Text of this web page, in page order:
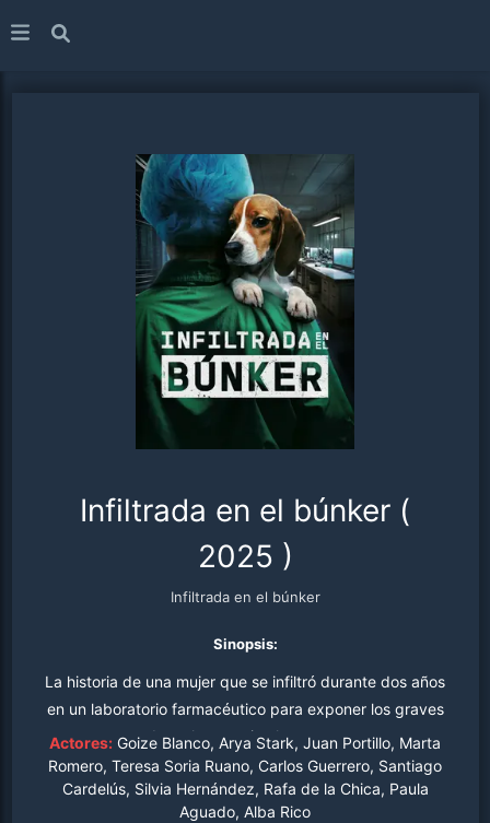
Infiltrada en el búnker (
2025 )
Infiltrada en el búnker
Sinopsis:
La historia de una mujer que se infiltró durante dos años
en un laboratorio farmacéutico para exponer los graves
casos de maltrato animal en este centro.
Actores: Goize Blanco, Arya Stark, Juan Portillo, Marta
Romero, Teresa Soria Ruano, Carlos Guerrero, Santiago
Cardelús, Silvia Hernández, Rafa de la Chica, Paula
Aguado, Alba Rico